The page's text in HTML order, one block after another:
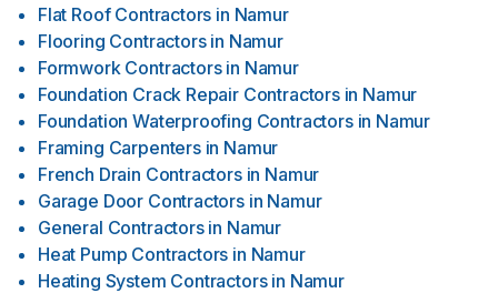
Flat Roof Contractors in Namur
Flooring Contractors in Namur
Formwork Contractors in Namur
Foundation Crack Repair Contractors in Namur
Foundation Waterproofing Contractors in Namur
Framing Carpenters in Namur
French Drain Contractors in Namur
Garage Door Contractors in Namur
General Contractors in Namur
Heat Pump Contractors in Namur
Heating System Contractors in Namur